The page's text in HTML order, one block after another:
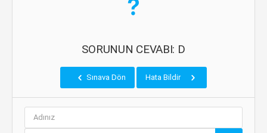
SORUNUN CEVABI: D
Sınava Dön Hata Bildir